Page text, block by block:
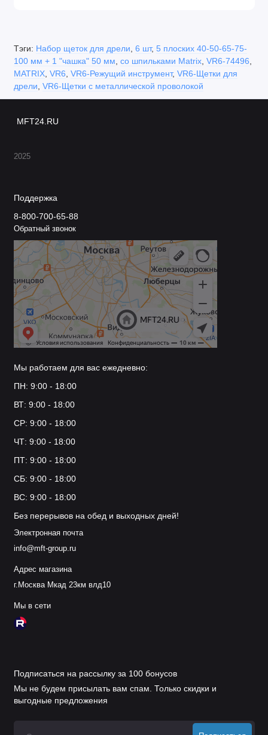
Тэги: Набор щеток для дрели 6 шт, 5 плоских 40-50-65-75-
100 мм + 1 "чашка" 50 мм со шпильками Matrix, VR6-74496
MATRIX, VR6 VR6-Режущий инструмент, VR6-Щетки для
дрели VR6-Щетки с металлической проволокой
MFT24.RU
2025
Поддержка
8-800-700-65-88
Обратный звонок
Мы работаем для вас ежедневно:
ПН: 9:00 - 18:00
ВТ: 9:00 - 18:00
СР: 9:00 - 18:00
ЧТ: 9:00 - 18:00
ПТ: 9:00 - 18:00
СБ: 9:00 - 18:00
ВС: 9:00 - 18:00
Без перерывов на обед и выходных дней!
Электронная почта
info@mft-group.ru
Адрес магазина
г.Москва Мкад 23км влд10
Мы в сети
Подписаться на рассылку за 100 бонусов
Мы не будем присылать вам спам. Только скидки и
выгодные предложения